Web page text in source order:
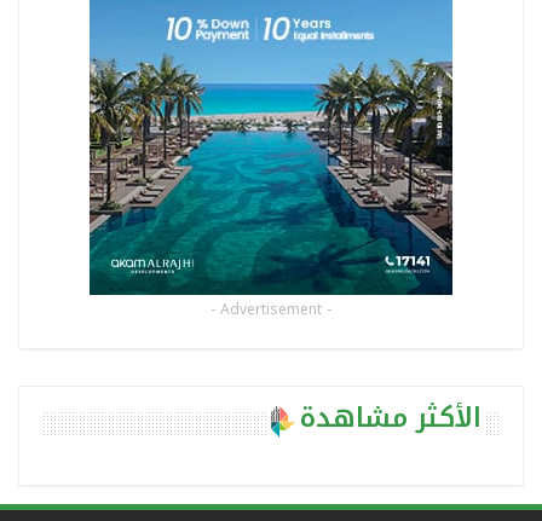
- Advertisement -
الأكثر مشاهدة